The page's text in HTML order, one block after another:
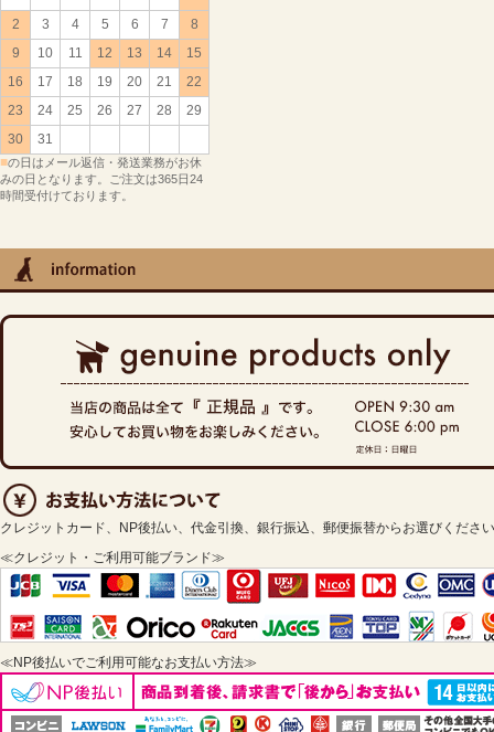
2
3 4 5 6 7
8
9
10 11 12 13 14
15
16
17 18 19 20 21
22
23
24 25 26 27 28
29
30
31
■の日はメール返信・発送業務がお休
みの日となります。ご注文は365日24
時間受付けております。
クレジットカード、NP後払い、代金引換、銀行振込、郵便振替からお選びくださ
≪クレジット・ご利用可能ブランド≫
≪NP後払いでご利用可能なお支払い方法≫